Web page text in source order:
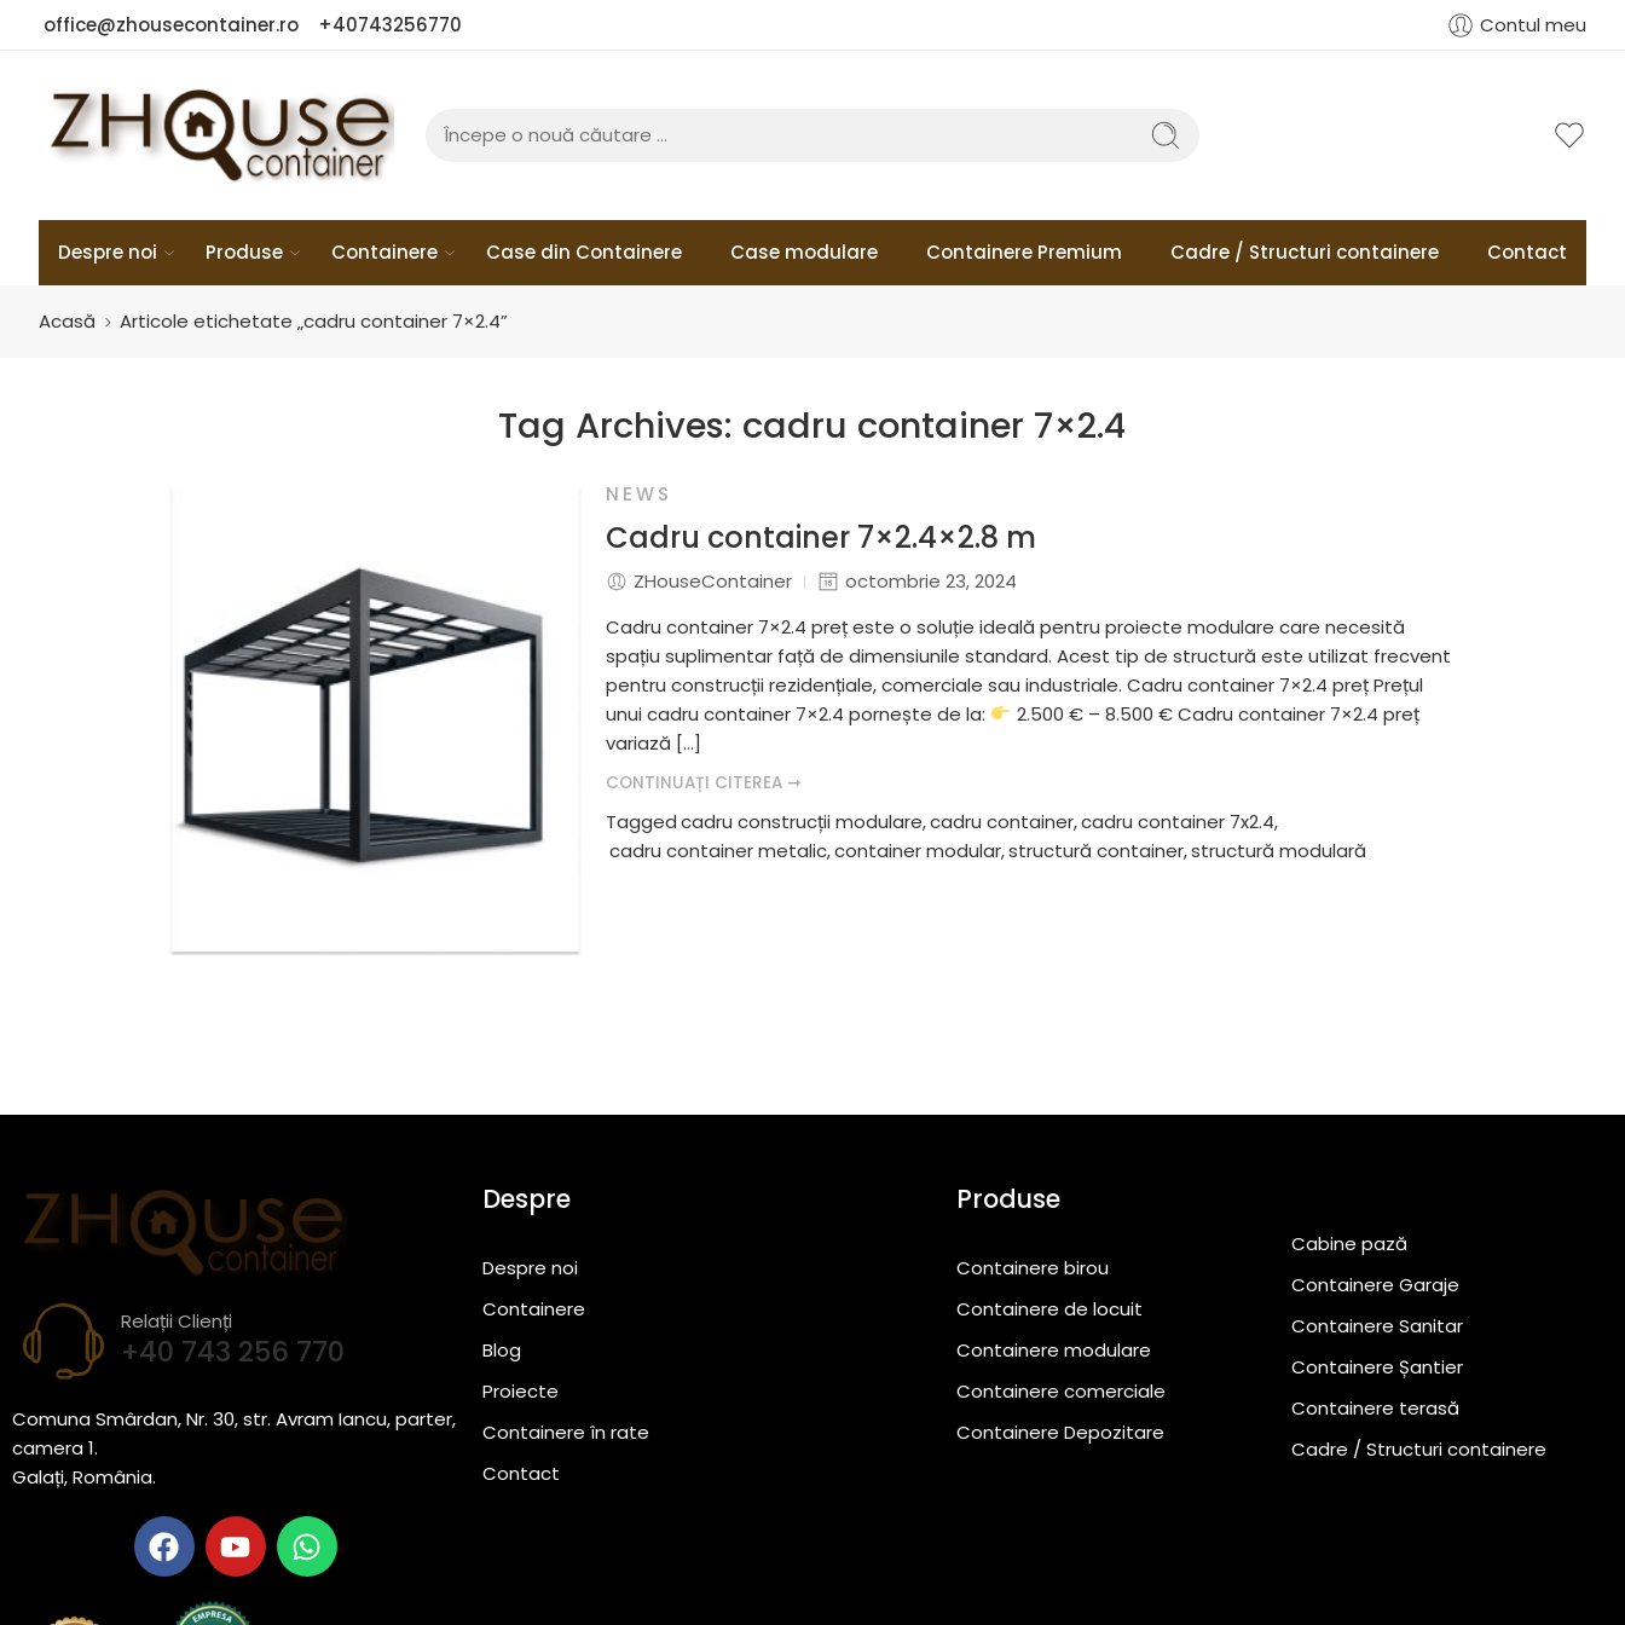
office@zhousecontainer.ro +40743256770 Contul meu
Despre noi Produse Containere Case din Containere Case modulare Containere Premium Cadre / Structuri containere Contact
Acasă Articole etichetate „cadru container 7×2.4”
Tag Archives: cadru container 7×2.4
NEWS
Cadru container 7×2.4×2.8 m
ZHouseContainer
octombrie 23, 2024
Cadru container 7×2.4 preț este o soluție ideală pentru proiecte modulare care necesită
spațiu suplimentar față de dimensiunile standard. Acest tip de structură este utilizat frecvent
pentru construcții rezidențiale, comerciale sau industriale. Cadru container 7×2.4 preț Prețul
unui cadru container 7×2.4 pornește de la:
2.500 € – 8.500 € Cadru container 7×2.4 preț
variază […]
CONTINUAȚI CITEREA ➞
Tagged cadru construcții modulare,cadru container,cadru container 7x2.4,
cadru container metalic,container modular,structură container,structură modulară
Relații Clienți
+40 743 256 770
Comuna Smârdan, Nr. 30, str. Avram Iancu, parter,
camera 1.
Galați, România.
Despre
Despre noi
Containere
Blog
Proiecte
Containere în rate
Contact
Produse
Containere birou
Containere de locuit
Containere modulare
Containere comerciale
Containere Depozitare
Cabine pază
Containere Garaje
Containere Sanitar
Containere Șantier
Containere terasă
Cadre / Structuri containere